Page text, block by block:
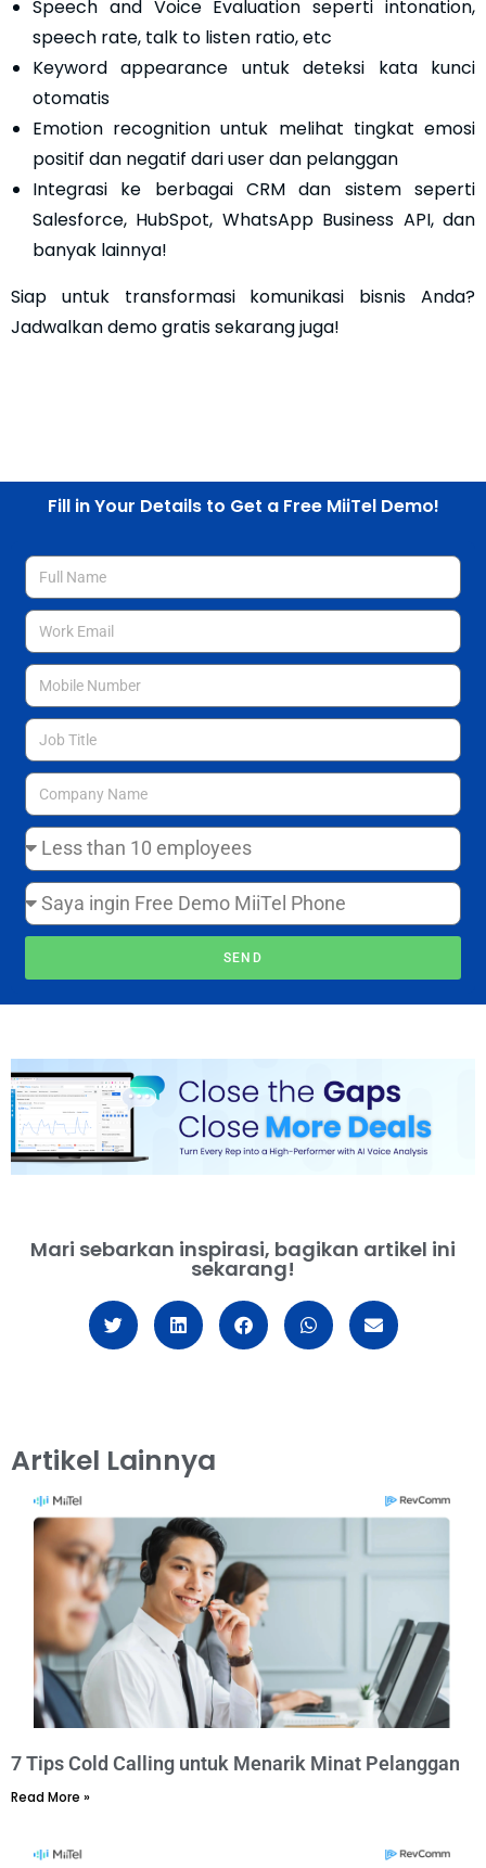
Speech and Voice Evaluation seperti intonation,
speech rate, talk to listen ratio, etc
Keyword appearance untuk deteksi kata kunci
otomatis
Emotion recognition untuk melihat tingkat emosi
positif dan negatif dari user dan pelanggan
Integrasi ke berbagai CRM dan sistem seperti
Salesforce, HubSpot, WhatsApp Business API, dan
banyak lainnya!
Siap untuk transformasi komunikasi bisnis Anda?
Jadwalkan demo gratis sekarang juga!
Fill in Your Details to Get a Free MiiTel Demo!
SEND
Mari sebarkan inspirasi, bagikan artikel ini
sekarang!
Artikel Lainnya
7 Tips Cold Calling untuk Menarik Minat Pelanggan
Read More »